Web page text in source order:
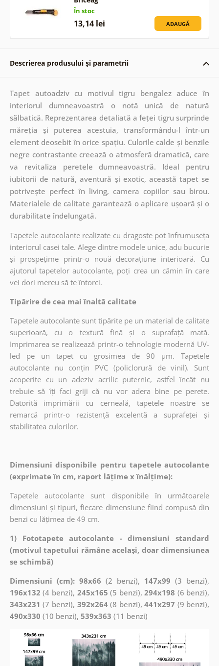
În stoc
13,14 lei ADAUGĂ
Descrierea produsului și parametrii
Tapet autoadziv cu motivul tigru bengalez aduce în
interiorul dumneavoastră o notă unică de natură
sălbatică. Reprezentarea detaliată a feței tigru surprinde
măreția și puterea acestuia, transformându-l într-un
element deosebit în orice spațiu. Culorile calde și benzile
negre contrastante creează o atmosferă dramatică, care
va revitaliza peretele dumneavoastră. Ideal pentru
iubitorii de natură, aventură și exotic, această tapet se
potrivește perfect în living, camera copiilor sau birou.
Materialele de calitate garantează o aplicare ușoară și o
durabilitate îndelungată.
Tapetele autocolante realizate cu dragoste pot înfrumuseța
interiorul casei tale. Alege dintre modele unice, adu bucurie
și prospețime printr-o nouă decorațiune interioară. Cu
ajutorul tapetelor autocolante, poți crea un cămin în care
vei dori mereu să te întorci.
Tipărire de cea mai înaltă calitate
Tapetele autocolante sunt tipărite pe un material de calitate
superioară, cu o textură fină și o suprafață mată.
Imprimarea se realizează printr-o tehnologie modernă UV-
led pe un tapet cu grosimea de 90 µm. Tapetele
autocolante nu conțin PVC (policlorură de vinil). Sunt
acoperite cu un adeziv acrilic puternic, astfel încât nu
trebuie să îți faci griji că nu vor adera bine pe perete.
Datorită imprimării cu cerneală, tapetele noastre se
remarcă printr-o rezistență excelentă a suprafeței și
stabilitatea culorilor.
Dimensiuni disponibile pentru tapetele autocolante
(exprimate în cm, raport lățime x înălțime):
Tapetele autocolante sunt disponibile în următoarele
dimensiuni și tipuri, fiecare dimensiune fiind compusă din
benzi cu lățimea de 49 cm.
1) Fototapete autocolante - dimensiuni standard
(motivul tapetului rămâne același, doar dimensiunea
se schimbă)
Dimensiuni (cm): 98x66 (2 benzi), 147x99 (3 benzi),
196x132 (4 benzi), 245x165 (5 benzi),294x198 (6 benzi),
343x231 (7 benzi), 392x264(8 benzi),441x297 (9 benzi),
490x330 (10 benzi), 539x363 (11 benzi)